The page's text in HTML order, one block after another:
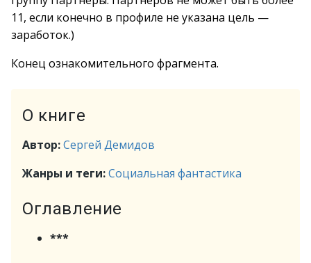
11, если конечно в профиле не указана цель —
заработок.)
Конец ознакомительного фрагмента.
О книге
Автор:Сергей Демидов
Жанры и теги:Социальная фантастика
Оглавление
***